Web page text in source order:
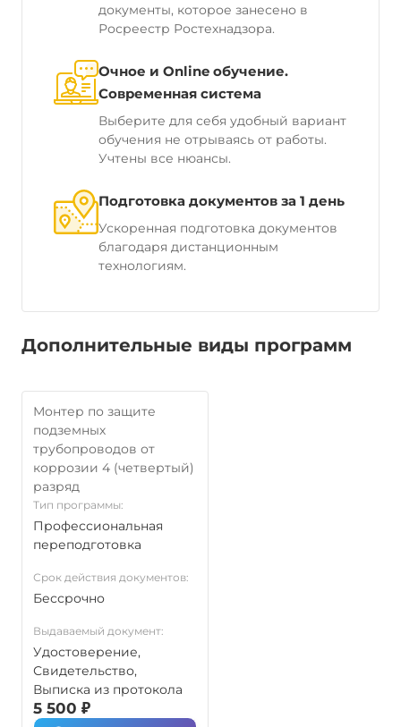
документы, которое занесено в
Росреестр Ростехнадзора.
Очное и Online обучение.
Современная система
Выберите для себя удобный вариант
обучения не отрываясь от работы.
Учтены все нюансы.
Подготовка документов за 1 день
Ускоренная подготовка документов
благодаря дистанционным
технологиям.
Дополнительные виды программ
Монтер по защите
подземных
трубопроводов от
коррозии 4 (четвертый)
разряд
Тип программы:
Профессиональная
переподготовка
Срок действия документов:
Бессрочно
Выдаваемый документ:
Удостоверение,
Свидетельство,
Выписка из протокола
5 500 ₽